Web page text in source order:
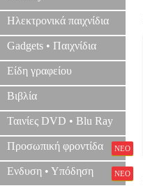
Ηλεκτρονικά παιχνίδια
Gadgets • Παιχνίδια
Είδη γραφείου
Βιβλία
Ταινίες DVD • Blu Ray
Προσωπική φροντίδα ΝΕΟ
Ενδυση • Υπόδηση ΝΕΟ